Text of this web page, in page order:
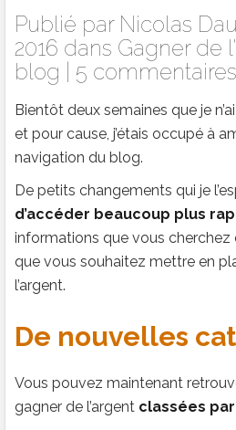
Publié par Nicolas
2016 dans Gagner de
blog
5 commentaires
Bientôt deux semaines que je
et pour cause, j’étais occupé à
navigation du blog.
De petits changements qui je
d’accéder beaucoup plus
informations que vous cherchez
que vous souhaitez mettre en
l’argent.
De nouvelles
Vous pouvez maintenant
gagner de l’argent classées